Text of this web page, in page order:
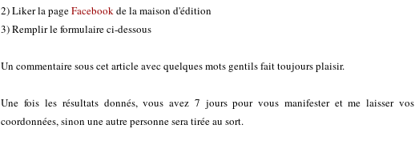
2) Liker la pageFacebookde la maison d'édition
3) Remplir le formulaire ci-dessous
Un commentaire sous cet article avec quelques mots gentils fait toujours plaisir.
Une fois les résultats donnés, vous avez 7 jours pour vous manifester et me laisser vos
coordonnées, sinon une autre personne sera tirée au sort.